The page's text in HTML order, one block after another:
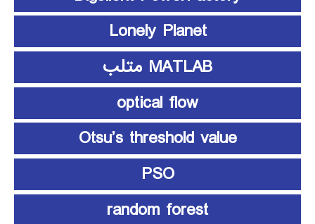
Lonely Planet
MATLAB متلب
optical flow
Otsu’s threshold value
PSO
random forest